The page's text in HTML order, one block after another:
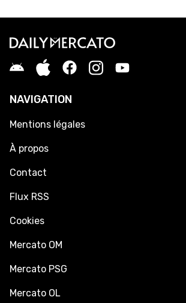
NAVIGATION
Mentions légales
À propos
Contact
Flux RSS
Cookies
Mercato OM
Mercato PSG
Mercato OL